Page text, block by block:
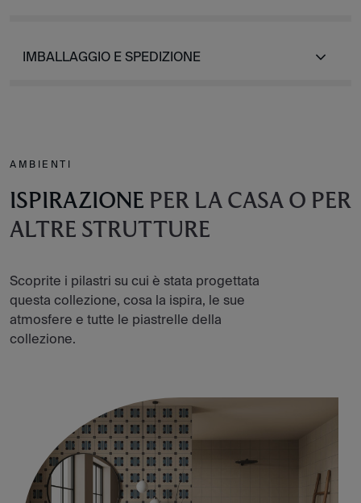
IMBALLAGGIO E SPEDIZIONE
AMBIENTI
ISPIRAZIONE PER LA CASA O PER
ALTRE STRUTTURE
Scoprite i pilastri su cui è stata progettata
questa collezione, cosa la ispira, le sue
atmosfere e tutte le piastrelle della
collezione.